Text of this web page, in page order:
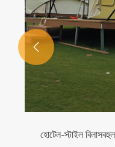
হোটেল-স্টাইল
